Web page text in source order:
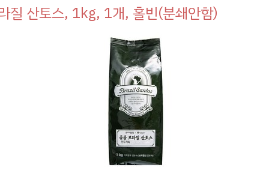
질 산토스, 1kg, 1개, 홀빈(분쇄안함)